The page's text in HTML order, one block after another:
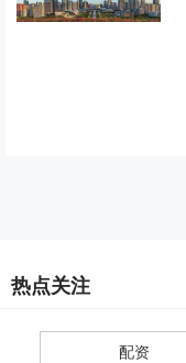
热点关注
配资